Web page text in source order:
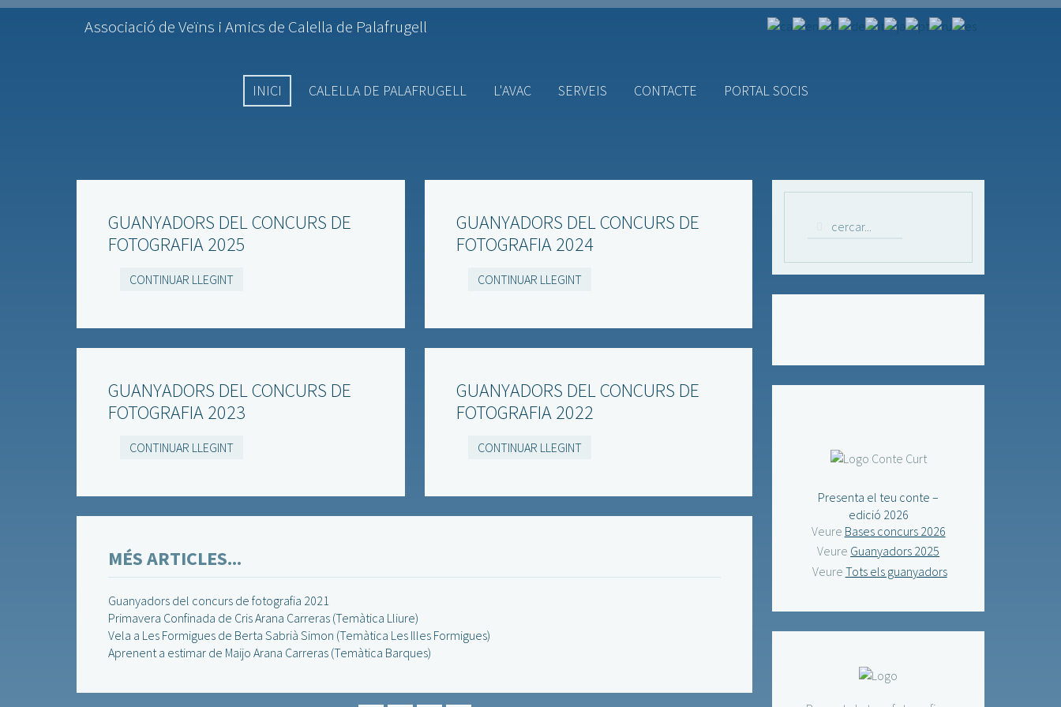
Associació de Veïns i Amics de Calella de Palafrugell
INICI CALELLA DE PALAFRUGELL L'AVAC SERVEIS CONTACTE PORTAL SOCIS
GUANYADORS DEL CONCURS DE
FOTOGRAFIA 2025
CONTINUAR LLEGINT
GUANYADORS DEL CONCURS DE
FOTOGRAFIA 2023
CONTINUAR LLEGINT
GUANYADORS DEL CONCURS DE
FOTOGRAFIA 2024
CONTINUAR LLEGINT
GUANYADORS DEL CONCURS DE
FOTOGRAFIA 2022
CONTINUAR LLEGINT
MÉS ARTICLES...
Guanyadors del concurs de fotografia 2021
Primavera Confinada de Cris Arana Carreras (Temàtica Lliure)
Vela a Les Formigues de Berta Sabrià Simon (Temàtica Les Illes Formigues)
Aprenent a estimar de Maijo Arana Carreras (Temàtica Barques)
Presenta el teu conte –
edició 2026
Veure Bases concurs 2026
Veure Guanyadors 2025
Veure Tots els guanyadors